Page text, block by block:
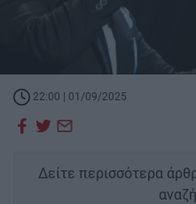
22:00 | 01/09/2025
Δείτε περισσότερα